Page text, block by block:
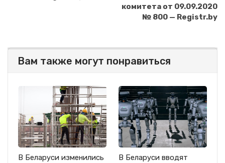
комитета от 09.09.2020
№ 800 — Registr.by
Вам также могут понравиться
В Беларуси изменились
В Беларуси вводят